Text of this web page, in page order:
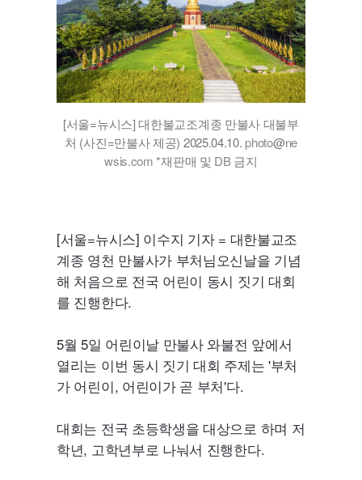
[서울=뉴시스] 대한불교조계종 만불사 대불부
처 (사진=만불사 제공) 2025.04.10. photo@ne
wsis.com*재판매 및 DB금지
[서울=뉴시스] 이수지 기자 = 대한불교조
계종 영천 만불사가 부처님오신날을 기념
해 처음으로 전국 어린이 동시 짓기 대회
를 진행한다.
5월 5일 어린이날 만불사 와불전 앞에서
열리는 이번 동시 짓기 대회 주제는 '부처
가 어린이, 어린이가 곧 부처'다.
대회는 전국 초등학생을 대상으로 하며 저
학년, 고학년부로 나눠서 진행한다.